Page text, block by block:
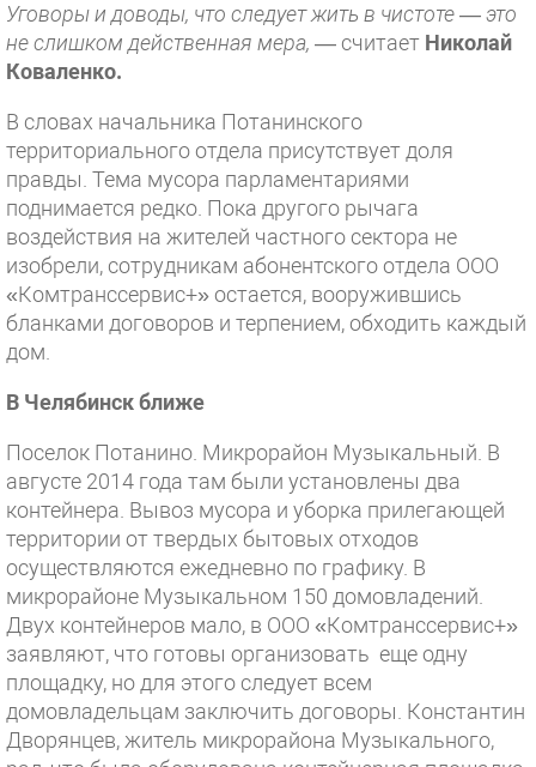
Уговоры и доводы, что следует жить в чистоте — это
не слишком действенная мера, — считает Николай
Коваленко.
В словах начальника Потанинского
территориального отдела присутствует доля
правды. Тема мусора парламентариями
поднимается редко. Пока другого рычага
воздействия на жителей частного сектора не
изобрели, сотрудникам абонентского отдела ООО
«Комтранссервис+» остается, вооружившись
бланками договоров и терпением, обходить каждый
дом.
В Челябинск ближе
Поселок Потанино. Микрорайон Музыкальный. В
августе 2014 года там были установлены два
контейнера. Вывоз мусора и уборка прилегающей
территории от твердых бытовых отходов
осуществляются ежедневно по графику. В
микрорайоне Музыкальном 150 домовладений.
Двух контейнеров мало, в ООО «Комтранссервис+»
заявляют, что готовы организовать еще одну
площадку, но для этого следует всем
домовладельцам заключить договоры. Константин
Дворянцев, житель микрорайона Музыкального,